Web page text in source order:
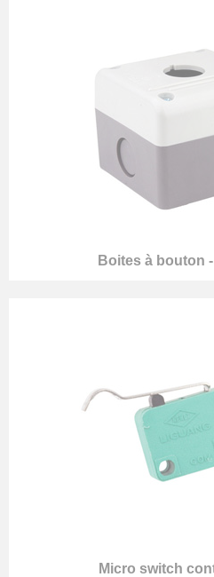
Boites à bouton
Micro switch